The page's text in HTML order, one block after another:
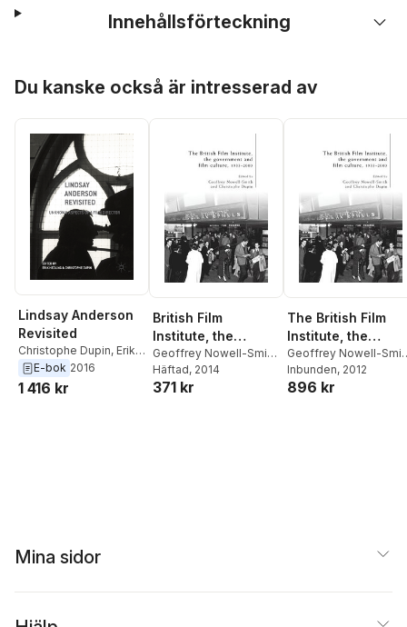
Innehållsförteckning
Du kanske också är intresserad av
Lindsay Anderson
Revisited
Christophe Dupin, Erik
Hedling
E-bok 2016
1 416 kr
British Film
Institute, the
Government and
Film Culture, 1933–
2000
Geoffrey Nowell-Smith
Christophe Dupin
Häftad, 2014
371 kr
The British Film
Institute, the
Government and
Film Culture,
2000
Geoffrey Nowell-
Christophe Dupin
Inbunden, 2012
896 kr
Mina sidor